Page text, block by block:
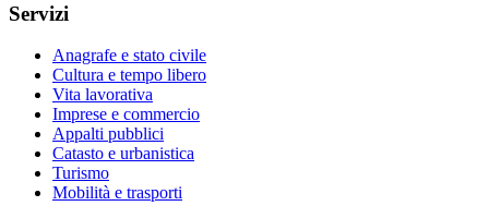
Servizi
Anagrafe e stato civile
Cultura e tempo libero
Vita lavorativa
Imprese e commercio
Appalti pubblici
Catasto e urbanistica
Turismo
Mobilità e trasporti